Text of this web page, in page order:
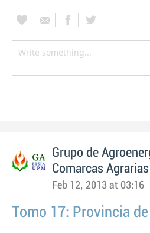
Grupo de
Comarcas
Feb 12, 2013 at 03:16
Tomo 17: Provincia